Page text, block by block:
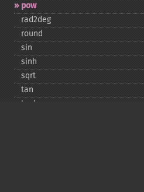
pow
rad2deg
round
sin
sinh
sqrt
tan
tanh